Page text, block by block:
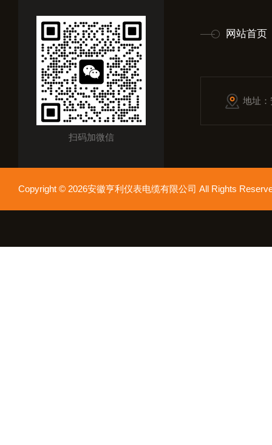
扫码加微信
网站首页
地址
Copyright © 2026安徽亨利仪表电缆有限公司 All Rights